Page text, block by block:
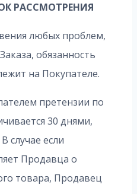
РАССМОТРЕНИЯ
любых проблем,
обязанность
на Покупателе.
претензии по
30 днями,
случае если
Продавца о
товара, Продавец